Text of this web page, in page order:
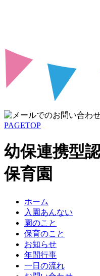
PAGETOP
幼保連携型
保育園
ホーム
入園あんない
園のこと
保育のこと
お知らせ
年間行事
一日の流れ